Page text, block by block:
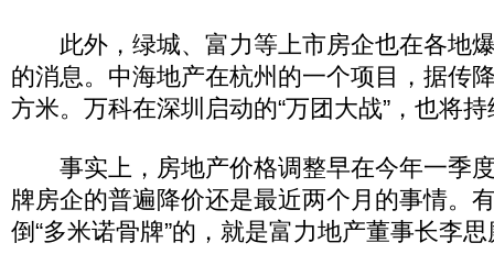
此外，绿城、富力等上市房企也在各地
的消息。中海地产在杭州的一个项目，据传
方米。万科在深圳启动的“万团大战”，也将
事实上，房地产价格调整早在今年一季
牌房企的普遍降价还是最近两个月的事情。
倒“多米诺骨牌”的，就是富力地产董事长李